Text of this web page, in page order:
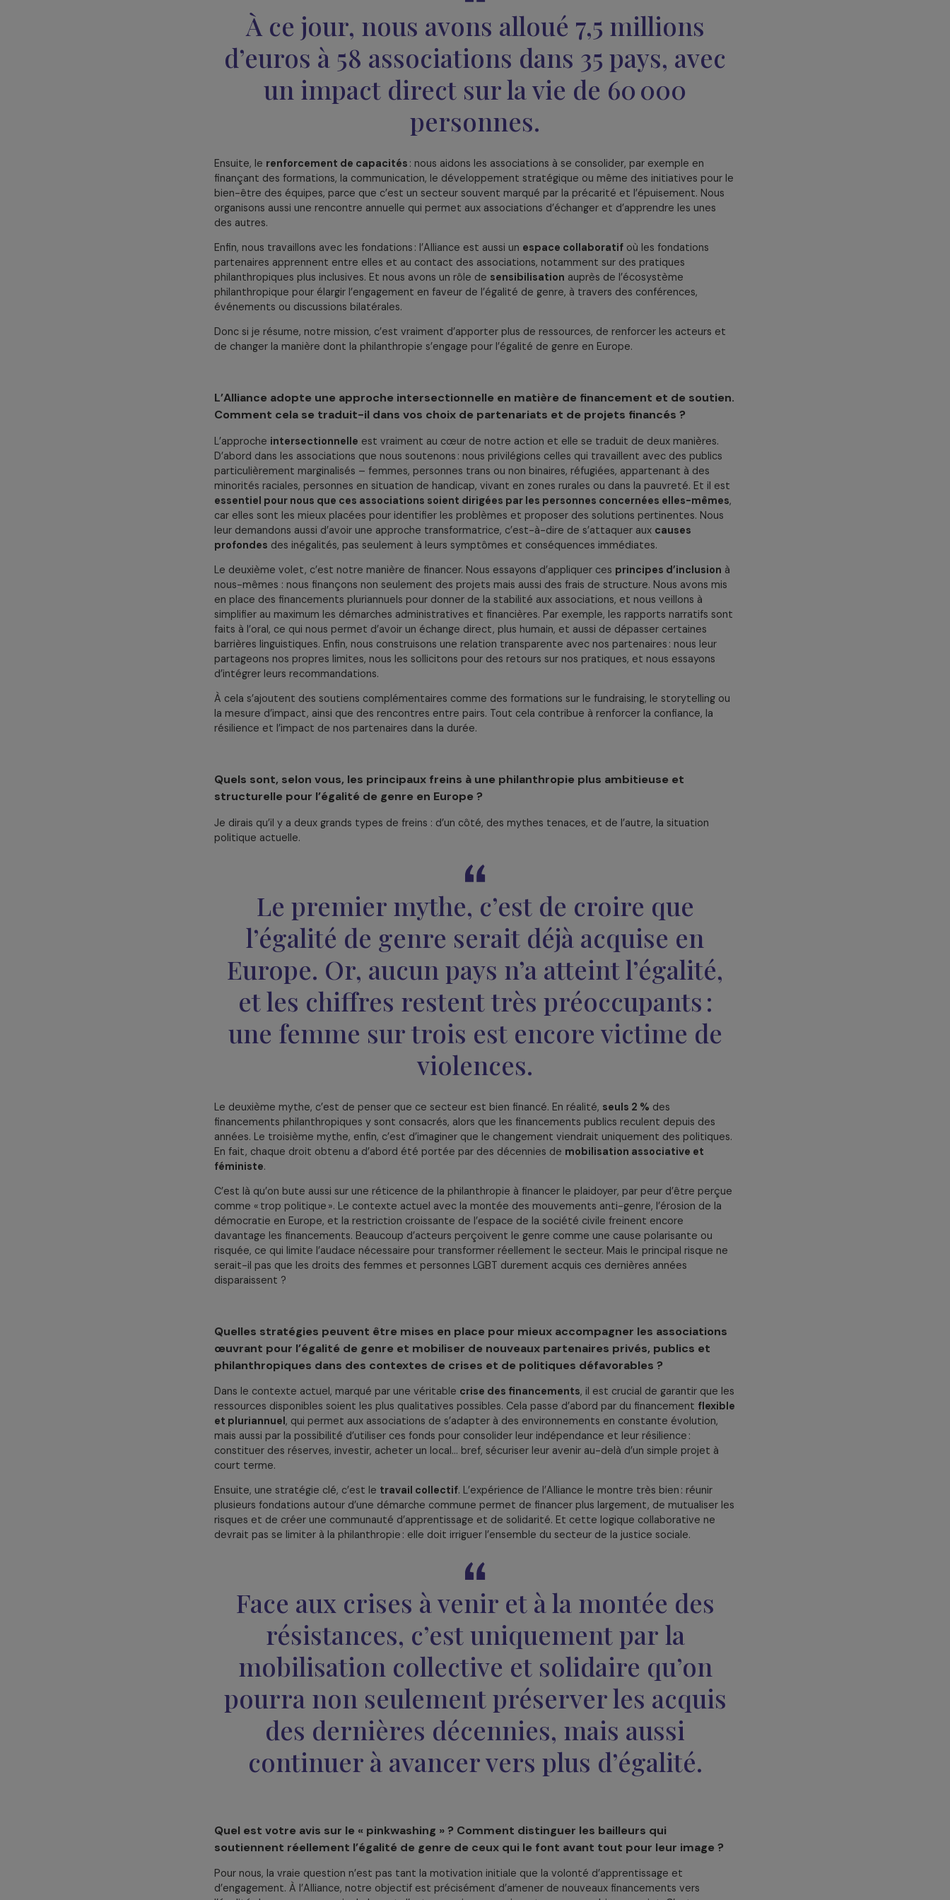
Concrètement, nous avons trois grands axes d’action. D’abord, le
fonds de nos partenaires et nous les redistribuons aux organisations de terrain.
À ce jour, nous avons alloué 7,5 millions
d’euros à 58 associations dans 35 pays, avec
un impact direct sur la vie de 60 000
personnes.
Ensuite, lerenforcement de capacités: nous aidons les associations à se consolider, par exemple en
finançant des formations, la communication, le développement stratégique ou même des initiatives pour le
bien-être des équipes, parce que c’est un secteur souvent marqué par la précarité et l’épuisement. Nous
organisons aussi une rencontre annuelle qui permet aux associations d’échanger et d’apprendre les unes
Enfin, nous travaillons avec les fondations : l’Alliance est aussi un espace collaboratif
philanthropique pour élargir l’engagement en faveur de l’égalité de genre, à travers des conférences,
événements ou discussions bilatérales.
Donc si je résume, notre mission, c’est vraiment d’apporter plus de ressources, de renforcer les acteurs et
de changer la manière dont la philanthropie s’engage pour l’égalité de genre en Europe.
L’Alliance adopte une approche intersectionnelle en matière de financement et de soutien.
Comment cela se traduit-il dans vos choix de partenariats et de projets financés ?
D’abord dans les associations que nous soutenons : nous privilégions celles qui travaillent avec des publics
particulièrement marginalisés – femmes, personnes trans ou non binaires, réfugiées, appartenant à des
minorités raciales, personnes en situation de handicap, vivant en zones rurales ou dans la pauvreté. Et il est
essentiel pour nous que ces associations soient dirigées par les personnes concernées elles-mêmes
car elles sont les mieux placées pour identifier les problèmes et proposer des solutions pertinentes. Nous
leur demandons aussi d’avoir une approche transformatrice, c’est-à-dire de s’attaquer aux
profondesdes inégalités, pas seulement à leurs symptômes et conséquences immédiates.
Le deuxième volet, c’est notre manière de financer. Nous essayons d’appliquer cesprincipes d’inclusion
nous-mêmes : nous finançons non seulement des projets mais aussi des frais de structure. Nous avons mis
en place des financements pluriannuels pour donner de la stabilité aux associations, et nous veillons à
barrières linguistiques. Enfin, nous construisons une relation transparente avec nos partenaires : nous leur
partageons nos propres limites, nous les sollicitons pour des retours sur nos pratiques, et nous essayons
d’intégrer leurs recommandations.
À cela s’ajoutent des soutiens complémentaires comme des formations sur le fundraising, le storytelling ou
la mesure d’impact, ainsi que des rencontres entre pairs. Tout cela contribue à renforcer la confiance, la
résilience et l’impact de nos partenaires dans la durée.
Quels sont, selon vous, les principaux freins à une philanthropie plus ambitieuse et
structurelle pour l’égalité de genre en Europe ?
Je dirais qu’il y a deux grands types de freins : d’un côté, des mythes tenaces, et de l’autre, la situation
politique actuelle.
Le premier mythe, c’est de croire que
l’égalité de genre serait déjà acquise en
Europe. Or, aucun pays n’a atteint l’égalité,
et les chiffres restent très préoccupants :
une femme sur trois est encore victime de
violences.
années. Le troisième mythe, enfin, c’est d’imaginer que le changement viendrait uniquement des politiques.
En fait, chaque droit obtenu a d’abord été portée par des décennies demobilisation associative et
féministe.
C’est là qu’on bute aussi sur une réticence de la philanthropie à financer le plaidoyer, par peur d’être perçue
comme « trop politique ». Le contexte actuel avec la montée des mouvements anti-genre, l’érosion de la
démocratie en Europe, et la restriction croissante de l’espace de la société civile freinent encore
davantage les financements. Beaucoup d’acteurs perçoivent le genre comme une cause polarisante ou
risquée, ce qui limite l’audace nécessaire pour transformer réellement le secteur. Mais le principal risque ne
disparaissent ?
œuvrant pour l’égalité de genre et mobiliser de nouveaux partenaires privés, publics et
Dans le contexte actuel, marqué par une véritablecrise des financements, il est crucial de garantir que les
ressources disponibles soient les plus qualitatives possibles. Cela passe d’abord par du financement
et pluriannuel, qui permet aux associations de s’adapter à des environnements en constante évolution,
mais aussi par la possibilité d’utiliser ces fonds pour consolider leur indépendance et leur résilience :
constituer des réserves, investir, acheter un local… bref, sécuriser leur avenir au-delà d’un simple projet à
court terme.
Ensuite, une stratégie clé, c’est letravail collectif. L’expérience de l’Alliance le montre très bien : réunir
plusieurs fondations autour d’une démarche commune permet de financer plus largement, de mutualiser les
risques et de créer une communauté d’apprentissage et de solidarité. Et cette logique collaborative ne
devrait pas se limiter à la philanthropie : elle doit irriguer l’ensemble du secteur de la justice sociale.
Face aux crises à venir et à la montée des
résistances, c’est uniquement par la